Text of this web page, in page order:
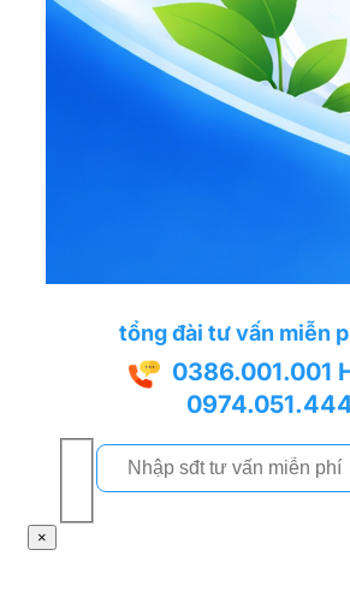
tổng đài tư vấn miễn
0386.001.001
×